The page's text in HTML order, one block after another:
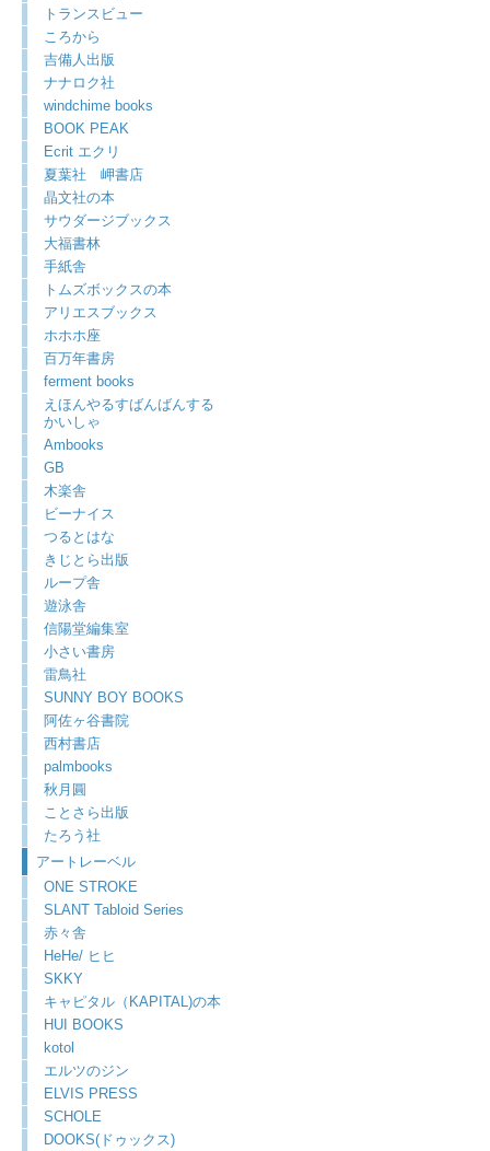
トランスビュー
ころから
吉備人出版
ナナロク社
windchime books
BOOK PEAK
Ecrit エクリ
夏葉社 岬書店
晶文社の本
サウダージブックス
大福書林
手紙舎
トムズボックスの本
アリエスブックス
ホホホ座
百万年書房
ferment books
えほんやるすばんばんする
かいしゃ
Ambooks
GB
木楽舎
ビーナイス
つるとはな
きじとら出版
ループ舎
遊泳舎
信陽堂編集室
小さい書房
雷鳥社
SUNNY BOY BOOKS
阿佐ヶ谷書院
西村書店
palmbooks
秋月圓
ことさら出版
たろう社
アートレーベル
ONE STROKE
SLANT Tabloid Series
赤々舎
HeHe/ ヒヒ
SKKY
キャピタル（KAPITAL)の本
HUI BOOKS
kotol
エルツのジン
ELVIS PRESS
SCHOLE
DOOKS(ドゥックス)